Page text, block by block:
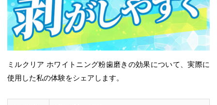
ミルクリア ホワイトニング粉歯磨きの効果について、実際に
使用した私の体験をシェアします。